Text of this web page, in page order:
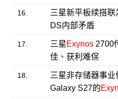
16.
三星新平板续搭
DS内部矛盾
17. 三星 Exynos2700
佳、获利难保
18.
三星非存储器事
Galaxy S27的